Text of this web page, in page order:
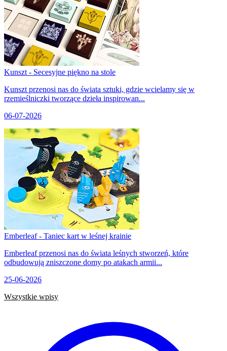
Kunszt - Secesyjne piękno na stole
Kunszt przenosi nas do świata sztuki, gdzie wcielamy się w
rzemieślniczki tworzące dzieła inspirowan...
06-07-2026
Emberleaf - Taniec kart w leśnej krainie
Emberleaf przenosi nas do świata leśnych stworzeń, które
odbudowują zniszczone domy po atakach armii...
25-06-2026
Wszystkie wpisy